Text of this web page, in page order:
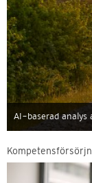
AI-baserad analys